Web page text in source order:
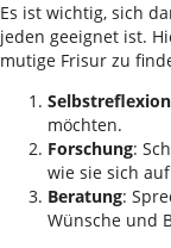
Es ist wichtig, sich
jeden geeignet ist.
mutige Frisur zu
Selbstreflexion
möchten.
Forschung:
wie sie sich
Beratung:
Wünsche und